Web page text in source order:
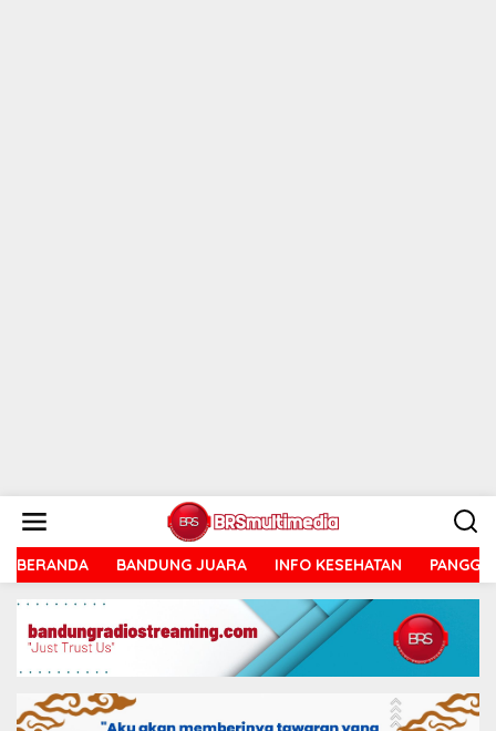
konten
BERANDA BANDUNG JUARA INFO KESEHATAN